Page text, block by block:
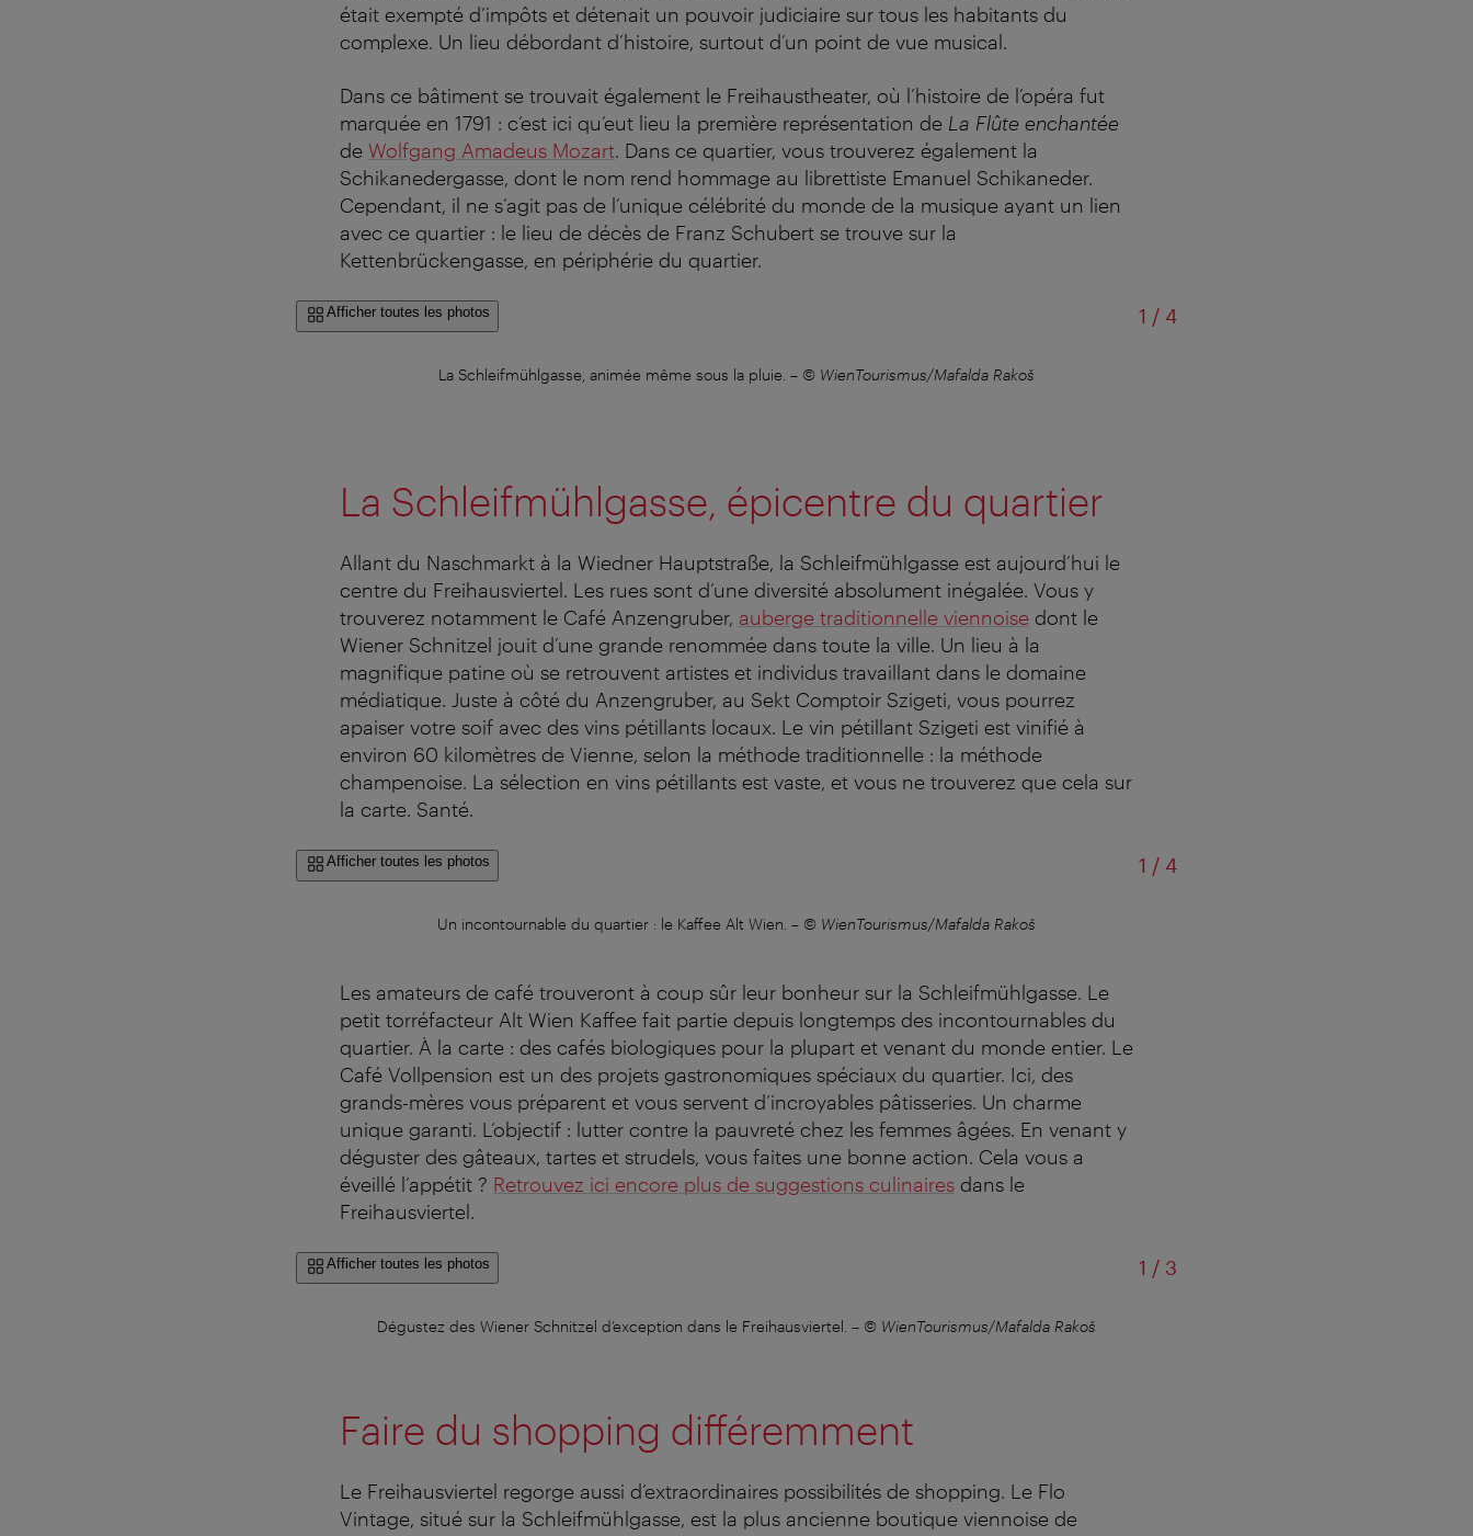
était exempté d’impôts et détenait un pouvoir judiciaire sur tous les habitants du
complexe. Un lieu débordant d’histoire, surtout d’un point de vue musical.
Dans ce bâtiment se trouvait également le Freihaustheater, où l’histoire de l’opéra fut
marquée en 1791 : c’est ici qu’eut lieu la première représentation de La Flûte enchantée
de Wolfgang Amadeus Mozart. Dans ce quartier, vous trouverez également la
Schikanedergasse, dont le nom rend hommage au librettiste Emanuel Schikaneder.
Cependant, il ne s’agit pas de l’unique célébrité du monde de la musique ayant un lien
avec ce quartier : le lieu de décès de Franz Schubert se trouve sur la
Kettenbrückengasse, en périphérie du quartier.
Afficher toutes les photos 1 /sur
4
La Schleifmühlgasse, animée même sous la pluie. – © WienTourismus/Mafalda Rakoš
La Schleifmühlgasse, épicentre du quartier
Allant du Naschmarkt à la Wiedner Hauptstraße, la Schleifmühlgasse est aujourd’hui le
centre du Freihausviertel. Les rues sont d’une diversité absolument inégalée. Vous y
trouverez notamment le Café Anzengruber, auberge traditionnelle viennoise dont le
Wiener Schnitzel jouit d’une grande renommée dans toute la ville. Un lieu à la
magnifique patine où se retrouvent artistes et individus travaillant dans le domaine
médiatique. Juste à côté du Anzengruber, au Sekt Comptoir Szigeti, vous pourrez
apaiser votre soif avec des vins pétillants locaux. Le vin pétillant Szigeti est vinifié à
environ 60 kilomètres de Vienne, selon la méthode traditionnelle : la méthode
champenoise. La sélection en vins pétillants est vaste, et vous ne trouverez que cela sur
la carte. Santé.
Afficher toutes les photos 1 /sur
4
Un incontournable du quartier : le Kaffee Alt Wien. – © WienTourismus/Mafalda Rakoš
Les amateurs de café trouveront à coup sûr leur bonheur sur la Schleifmühlgasse. Le
petit torréfacteur Alt Wien Kaffee fait partie depuis longtemps des incontournables du
quartier. À la carte : des cafés biologiques pour la plupart et venant du monde entier. Le
Café Vollpension est un des projets gastronomiques spéciaux du quartier. Ici, des
grands-mères vous préparent et vous servent d’incroyables pâtisseries. Un charme
unique garanti. L’objectif : lutter contre la pauvreté chez les femmes âgées. En venant y
déguster des gâteaux, tartes et strudels, vous faites une bonne action. Cela vous a
éveillé l’appétit ? Retrouvez ici encore plus de suggestions culinaires dans le
Freihausviertel.
Afficher toutes les photos 1 /sur
3
Dégustez des Wiener Schnitzel d’exception dans le Freihausviertel. – © WienTourismus/Mafalda Rakoš
Faire du shopping différemment
Le Freihausviertel regorge aussi d’extraordinaires possibilités de shopping. Le Flo
Vintage, situé sur la Schleifmühlgasse, est la plus ancienne boutique viennoise de